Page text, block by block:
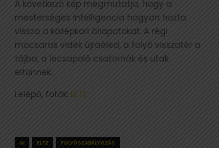
A következő kép megmutatja, hogy a
mesterséges intelligencia hogyan hozta
vissza a középkori állapotokat. A régi
mocsaras vidék újraéled, a folyó visszatér a
tájba, a lecsapoló csatornák és utak
eltűnnek.
Lelépő, fotók: ELTE
AI ELTE
FOLYÓSZABÁLYOZÁS